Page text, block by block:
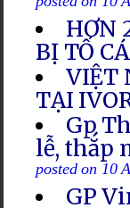
posted on 10
HƠN
BỊ TỐ
VIỆT
TẠI
Gp
lễ, thắp
posted on 10
GP